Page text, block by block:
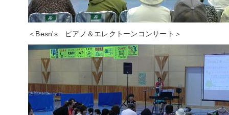
＜Besn's ピアノ＆エレクトーンコンサート＞